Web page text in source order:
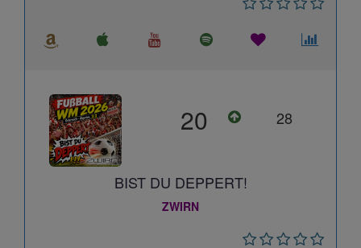
20 28
BIST DU DEPPERT!
ZWIRN